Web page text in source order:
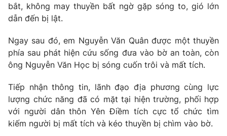
Theo dõi báo trên
Cơ quan chủ quản:Đài Truyền hình Việt Nam
Cơ quan báo chí:Thời báo VTV
bắt, không may thuyền bất ngờ gặp sóng to, gió lớn
dẫn đến bị lật.
Ngay sau đó, em Nguyễn Văn Quân được một thuyền
phía sau phát hiện cứu sống đưa vào bờ an toàn, còn
ông Nguyễn Văn Học bị sóng cuốn trôi và mất tích.
Tiếp nhận thông tin, lãnh đạo địa phương cùng lực
lượng chức năng đã có mặt tại hiện trường, phối hợp
với người dân thôn Yên Điềm tích cực tổ chức tìm
kiếm người bị mất tích và kéo thuyền bị chìm vào bờ.